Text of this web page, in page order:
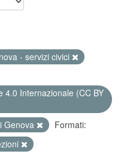
- servizi civici
4.0 Internazionale (CC BY
Genova
Formati: